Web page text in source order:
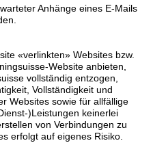
Anhänge eines E-Mails
«verlinkten» Websites bzw.
Website anbieten,
vollständig entzogen,
Vollständigkeit und
Websites sowie für allfällige
)Leistungen keinerlei
von Verbindungen zu
erfolgt auf eigenes Risiko.